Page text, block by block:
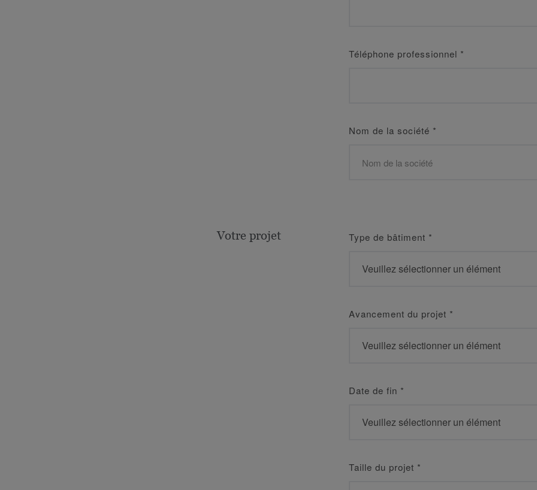
Téléphone professionnel *
Nom de la société *
Votre projet Type de bâtiment *
Avancement du projet *
Date de fin *
Taille du projet *